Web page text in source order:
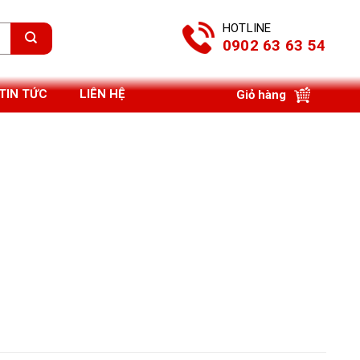
HOTLINE
0902 63 63 54
TỨC LIÊN HỆ Giỏ hàng